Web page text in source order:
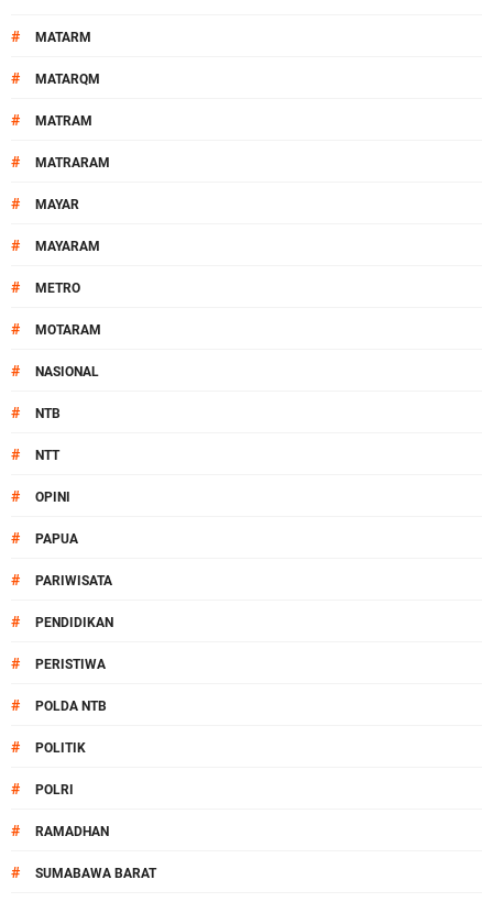
# MATARM
# MATARQM
# MATRAM
# MATRARAM
# MAYAR
# MAYARAM
# METRO
# MOTARAM
# NASIONAL
# NTB
# NTT
# OPINI
# PAPUA
# PARIWISATA
# PENDIDIKAN
# PERISTIWA
# POLDA NTB
# POLITIK
# POLRI
# RAMADHAN
# SUMABAWA BARAT